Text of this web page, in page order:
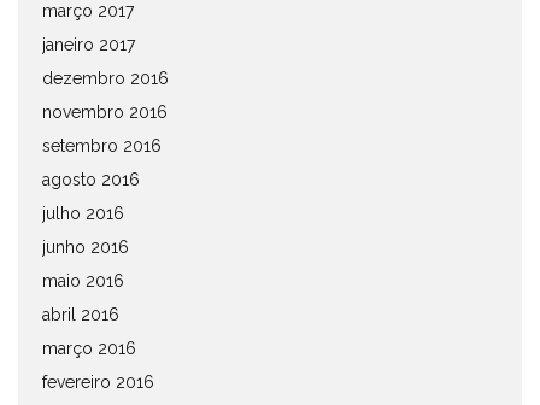
março 2017
janeiro 2017
dezembro 2016
novembro 2016
setembro 2016
agosto 2016
julho 2016
junho 2016
maio 2016
abril 2016
março 2016
fevereiro 2016